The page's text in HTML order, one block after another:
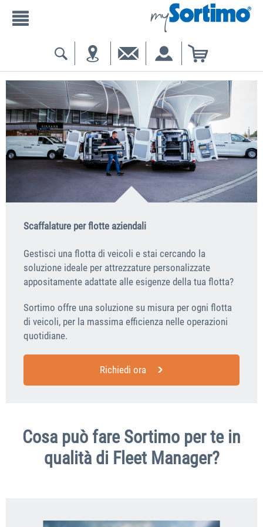
Scaffalature per flotte aziendali
Gestisci una flotta di veicoli e stai cercando la
soluzione ideale per attrezzature personalizzate
appositamente adattate alle esigenze della tua flotta?
Sortimo offre una soluzione su misura per ogni flotta
di veicoli, per la massima efficienza nelle operazioni
quotidiane.
Richiedi ora
Cosa può fare Sortimo per te in
qualità di Fleet Manager?